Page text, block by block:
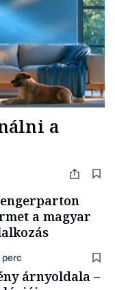
a
a magyar
perc
árnyoldala –